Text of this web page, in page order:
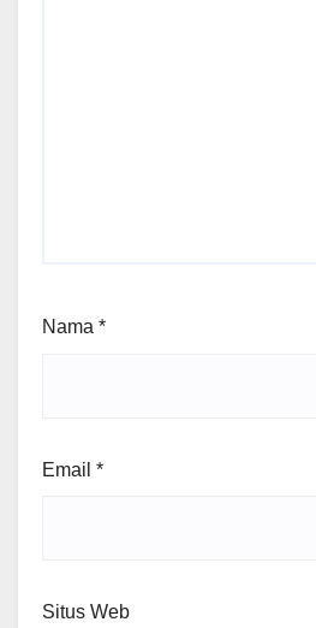
Nama *
Email *
Situs Web